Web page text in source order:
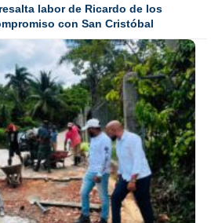
labor de Ricardo de los
con San Cristóbal